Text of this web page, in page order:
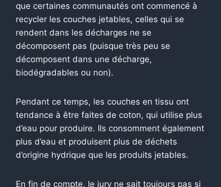
que certaines communautés ont commencé à
recycler les couches jetables, celles qui se
rendent dans les décharges ne se
décomposent pas (puisque très peu se
décomposent dans une décharge,
biodégradables ou non).
Pendant ce temps, les couches en tissu ont
tendance à être faites de coton, qui utilise plus
d’eau pour produire. Ils consomment également
plus d’eau et produisent plus de déchets
d’origine hydrique que les produits jetables.
En fin de compte, le jury ne sait toujours pas si